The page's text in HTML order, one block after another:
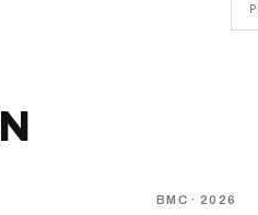
BMC · 2026